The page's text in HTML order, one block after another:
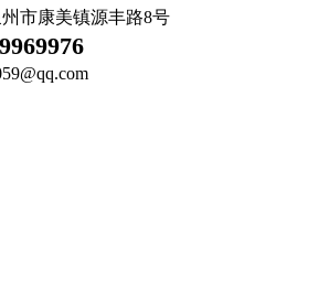
市康美镇源丰路8号